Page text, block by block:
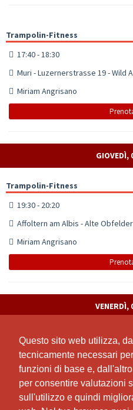
Questo sito web utilizza,
tecnicamente necessari
funzioni di base e,
per consentire valutazioni
sull'utilizzo e quindi
Questo sito web utilizza,
tecnicamente necessari
funzioni di base e,
per consentire valutazioni
sull'utilizzo e quindi
Trampolin-Fitness
17:40 - 18:30
Muri - Luzernerstrasse 19 - Wild
Miriam Angrisano
GIOVEDÌ,
Trampolin-Fitness
19:30 - 20:20
Affoltern am Albis - Alte
Miriam Angrisano
VENERDÌ,
Trampolin-Fitness
10:00 - 10:50
Muri - Luzernerstrasse 19 - Wild
Miriam Angrisano